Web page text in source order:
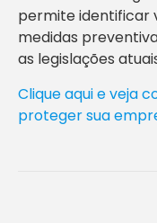
permite identificar
medidas
as legislações
Clique aqui e veja
proteger sua